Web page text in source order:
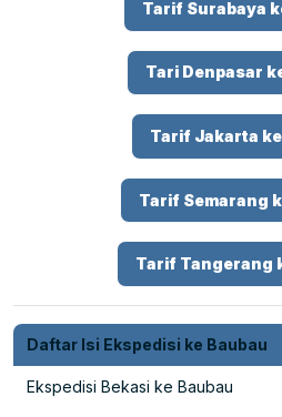
Tarif Surabaya
Tari Denpasar
Tarif Jakarta
Tarif Semarang
Tarif Tangerang
Daftar Isi Ekspedisi ke Baubau
Ekspedisi Bekasi ke Baubau